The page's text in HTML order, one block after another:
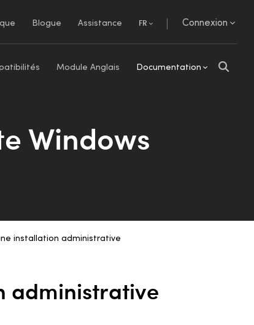
Blogue Assistance FR Connexion
Module Anglais Documentation
Windows
installation administrative
administrative